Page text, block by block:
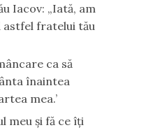
Iacov: „Iată, am
astfel fratelui tău
ca să
înaintea
mea.’
meu şi fă ce îţi